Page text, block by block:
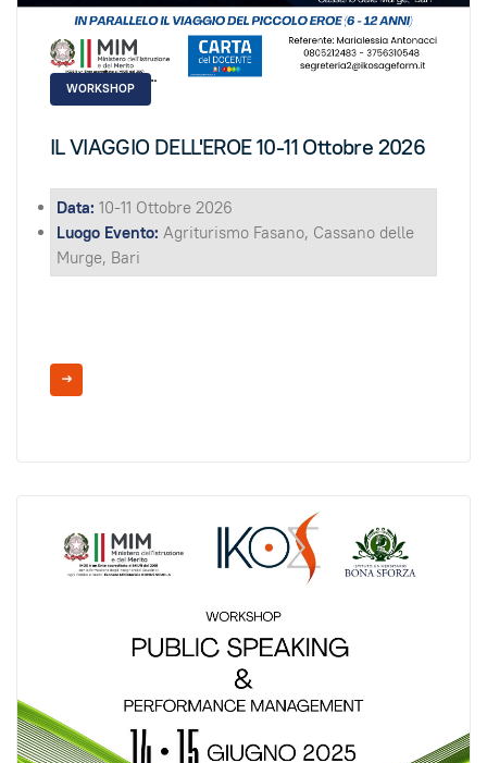
WORKSHOP
IL VIAGGIO DELL'EROE 10-11 Ottobre 2026
Data: 10-11 Ottobre 2026
Luogo Evento: Agriturismo Fasano, Cassano delle
Murge, Bari